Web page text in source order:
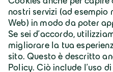
Italia | Italiano
Gruppo Geiger